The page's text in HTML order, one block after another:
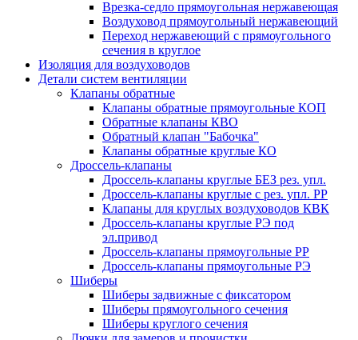
Врезка-седло прямоугольная нержавеющая
Воздуховод прямоугольный нержавеющий
Переход нержавеющий с прямоугольного
сечения в круглое
Изоляция для воздуховодов
Детали систем вентиляции
Клапаны обратные
Клапаны обратные прямоугольные КОП
Обратные клапаны КВО
Обратный клапан "Бабочка"
Клапаны обратные круглые КО
Дроссель-клапаны
Дроссель-клапаны круглые БЕЗ рез. упл.
Дроссель-клапаны круглые с рез. упл. РР
Клапаны для круглых воздуховодов КВК
Дроссель-клапаны круглые РЭ под
эл.привод
Дроссель-клапаны прямоугольные РР
Дроссель-клапаны прямоугольные РЭ
Шиберы
Шиберы задвижные с фиксатором
Шиберы прямоугольного сечения
Шиберы круглого сечения